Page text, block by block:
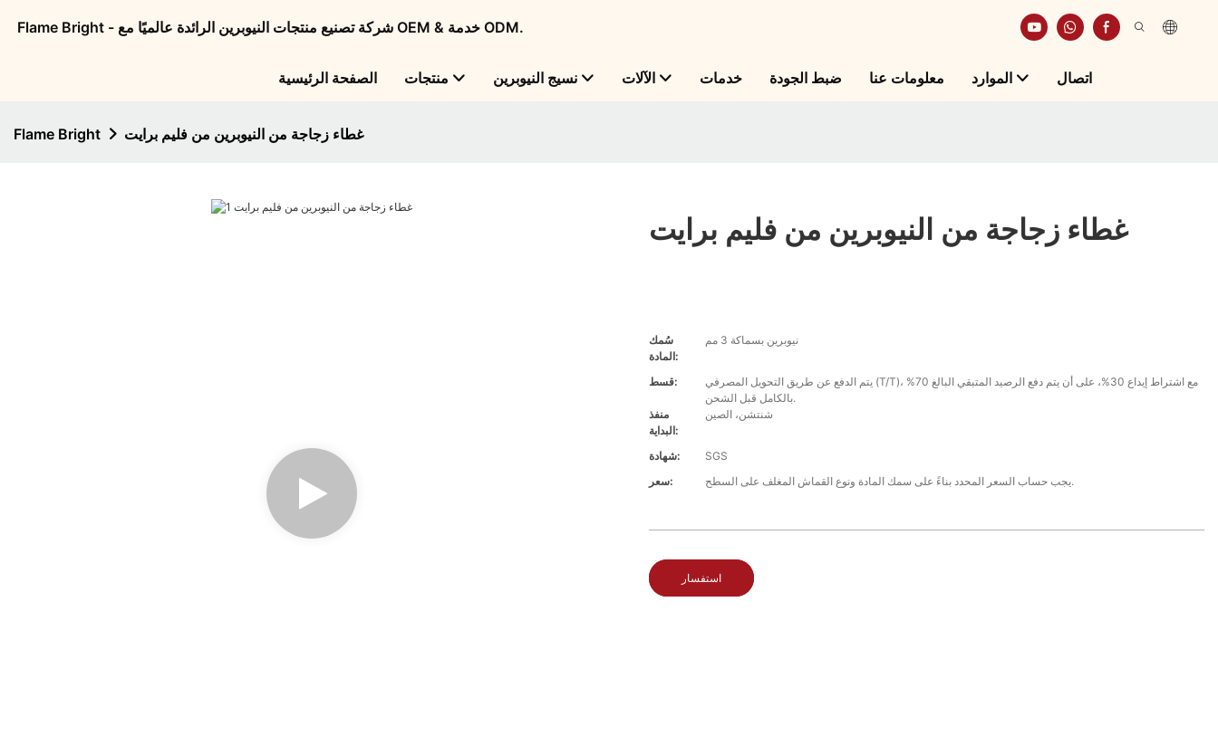
Flame Bright - شركة تصنيع منتجات النيوبرين الرائدة عالميًا مع OEM & خدمة ODM.
الصفحة الرئيسية منتجات نسيج النيوبرين الآلات خدمات ضبط الجودة معلومات عنا الموارد اتصال
Flame Bright غطاء زجاجة من النيوبرين من فليم برايت
غطاء زجاجة من النيوبرين من فليم برايت
سُمك
المادة:
نيوبرين بسماكة 3 مم
قسط:
يتم الدفع عن طريق التحويل المصرفي (T/T)، مع اشتراط إيداع 30%، على أن يتم دفع الرصيد المتبقي البالغ 70%
بالكامل قبل الشحن.
منفذ
البداية:
شنتشن، الصين
شهادة:
SGS
سعر:
يجب حساب السعر المحدد بناءً على سمك المادة ونوع القماش المغلف على السطح.
استفسار